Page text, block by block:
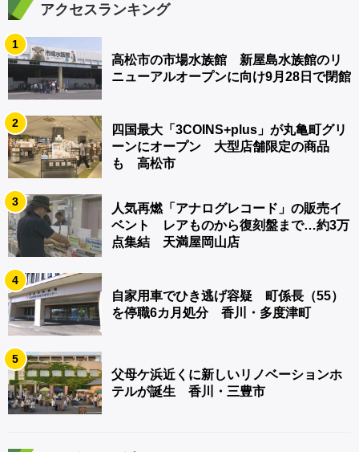
アクセスランキング
1
高松市の市場水族館 新屋島水族館のリ
ニューアルオープンに向け9月28日で閉館
2
四国最大「3COINS+plus」が丸亀町グリ
ーンにオープン 大型店舗限定の商品
も 高松市
3
人気再燃「アナログレコード」の販売イ
ベント レアものから復刻盤まで…約3万
点集結 天満屋岡山店
4
自家用車でひき逃げ容疑 町係長（55）
を停職6カ月処分 香川・多度津町
5
父母ケ浜近くに新しいリノベーションホ
テルが誕生 香川・三豊市